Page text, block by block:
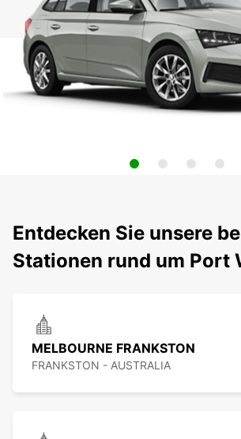
Entdecken Sie unsere
Stationen rund um Port
MELBOURNE FRANKSTON
FRANKSTON - AUSTRALIA